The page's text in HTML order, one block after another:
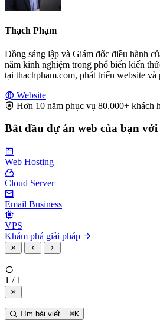
Thạch Phạm
Đồng sáng lập và Giám đốc điều hành
năm kinh nghiệm trong phổ biến kiến
tại thachpham.com, phát triển website và
Website
Hơn 10 năm phục vụ 80.000+ khách
Bắt đầu dự án web của bạn
Web Hosting
Cloud Server
Email Business
VPS
Khám phá giải pháp
1 / 1
Tìm bài viết... ⌘K